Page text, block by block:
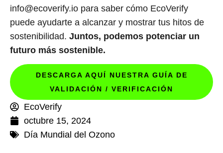
info@ecoverify.io para saber cómo EcoVerify
puede ayudarte a alcanzar y mostrar tus hitos de
sostenibilidad. Juntos, podemos potenciar un
futuro más sostenible.
DESCARGA AQUÍ NUESTRA GUÍA DE
VALIDACIÓN / VERIFICACIÓN
EcoVerify
octubre 15, 2024
Día Mundial del Ozono